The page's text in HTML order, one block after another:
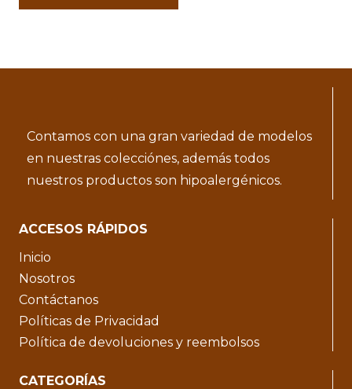
Contamos con una gran variedad de modelos
en nuestras colecciónes, además todos
nuestros productos son hipoalergénicos.
ACCESOS RÁPIDOS
Inicio
Nosotros
Contáctanos
Políticas de Privacidad
Política de devoluciones y reembolsos
CATEGORÍAS